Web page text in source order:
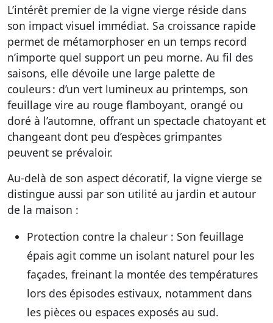
L’intérêt premier de la vigne vierge réside dans
son impact visuel immédiat. Sa croissance rapide
permet de métamorphoser en un temps record
n’importe quel support un peu morne. Au fil des
saisons, elle dévoile une large palette de
couleurs : d’un vert lumineux au printemps, son
feuillage vire au rouge flamboyant, orangé ou
doré à l’automne, offrant un spectacle chatoyant et
changeant dont peu d’espèces grimpantes
peuvent se prévaloir.
Au-delà de son aspect décoratif, la vigne vierge se
distingue aussi par son utilité au jardin et autour
de la maison :
Protection contre la chaleur : Son feuillage
épais agit comme un isolant naturel pour les
façades, freinant la montée des températures
lors des épisodes estivaux, notamment dans
les pièces ou espaces exposés au sud.